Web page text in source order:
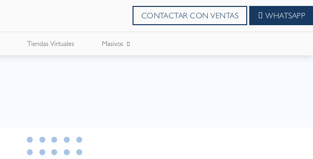
CONTACTAR CON VENTAS WHATSAPP
Tiendas Virtuales Masivos